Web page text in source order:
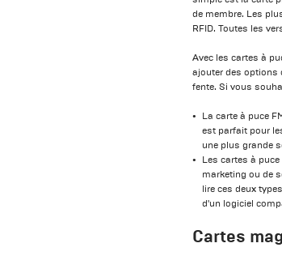
de membre. Les
RFID. Toutes les
Avec les cartes à
ajouter des options
fente. Si vous
La carte à puce
est parfait pour
une plus grande
Les cartes à
marketing ou de
lire ces deux
d'un logiciel
Cartes